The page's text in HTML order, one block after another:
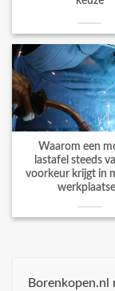
Waarom een
lastafel steeds
voorkeur krijgt in